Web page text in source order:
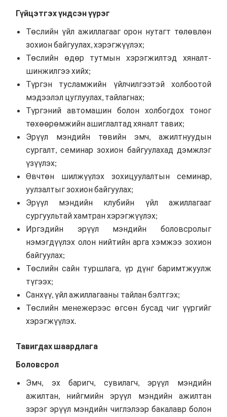
Гүйцэтгэх үндсэн үүрэг
Төслийн үйл ажиллагааг орон нутагт төлөвлөн
зохион байгуулах, хэрэгжүүлэх;
Төслийн өдөр тутмын хэрэгжилтэд хяналт-
шинжилгээ хийх;
Түргэн тусламжийн үйлчилгээтэй холбоотой
мэдээлэл цуглуулах, тайлагнах;
Түргэний автомашин болон холбогдох тоног
төхөөрөмжийн ашиглалтад хяналт тавих;
Эрүүл мэндийн төвийн эмч, ажилтнуудын
сургалт, семинар зохион байгуулахад дэмжлэг
үзүүлэх;
Өвчтөн шилжүүлэх зохицуулалтын семинар,
уулзалтыг зохион байгуулах;
Эрүүл мэндийн клубийн үйл ажиллагааг
сургуультай хамтран хэрэгжүүлэх;
Иргэдийн эрүүл мэндийн боловсролыг
нэмэгдүүлэх олон нийтийн арга хэмжээ зохион
байгуулах;
Төслийн сайн туршлага, үр дүнг баримтжуулж
түгээх;
Санхүү, үйл ажиллагааны тайлан бэлтгэх;
Төслийн менежерээс өгсөн бусад чиг үүргийг
хэрэгжүүлэх.
Тавигдах шаардлага
Боловсрол
Эмч, эх баригч, сувилагч, эрүүл мэндийн
ажилтан, нийгмийн эрүүл мэндийн ажилтан
зэрэг эрүүл мэндийн чиглэлээр бакалавр болон